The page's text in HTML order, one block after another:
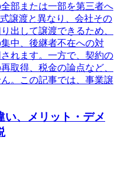
部または一部を第三者へ
譲渡と異なり、会社その
出して譲渡できるため、
中、後継者不在への対
れます。一方で、契約の
取得、税金の論点など、
。この記事では、事業譲
い、メリット・デメ